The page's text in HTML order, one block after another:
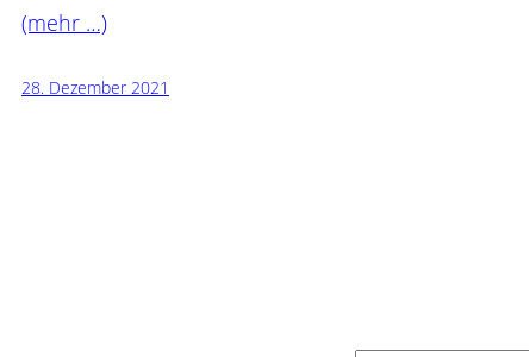
(mehr …)
28. Dezember 2021